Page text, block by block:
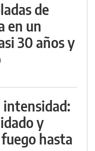
de
en un
30 años y
intensidad:
y
hasta